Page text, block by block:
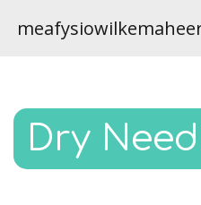
Dry